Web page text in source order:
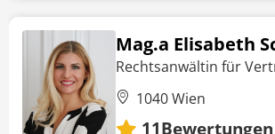
Mag.a Elisabeth
Rechtsanwältin für
1040 Wien
11Bewertungen